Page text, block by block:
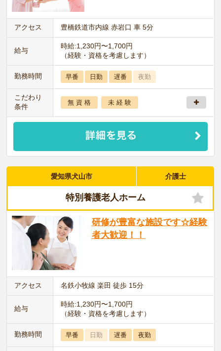
アクセス 豊橋鉄道市内線 赤岩口 車 5分
給与
時給:1,230円〜1,700円
（経験・資格を考慮します）
勤務時間 早番 日勤 遅番 夜勤
こだわり
条件
無 資 格 未 経 験
愛知県犬山市 介護士
特別養護老人ホーム
研修が豊富な施設です☆経験
者大歓迎！！
アクセス 名鉄小牧線 楽田 徒歩 15分
給与
時給:1,230円〜1,700円
（経験・資格を考慮します）
勤務時間 早番 日勤 遅番 夜勤